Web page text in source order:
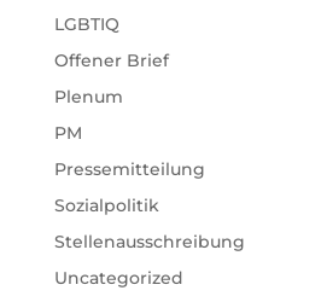
LGBTIQ
Offener Brief
Plenum
PM
Pressemitteilung
Sozialpolitik
Stellenausschreibung
Uncategorized